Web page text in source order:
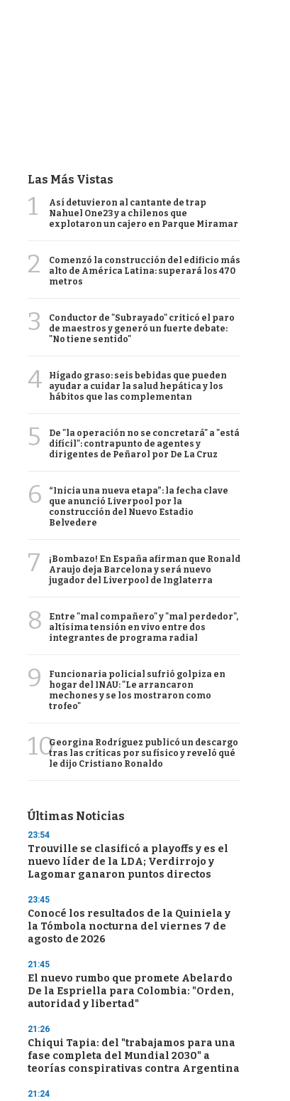
Las Más Vistas
1
Así detuvieron al cantante de trap
Nahuel One23 y a chilenos que
explotaron un cajero en Parque Miramar
2
Comenzó la construcción del edificio más
alto de América Latina: superará los 470
metros
3
Conductor de "Subrayado" criticó el paro
de maestros y generó un fuerte debate:
"No tiene sentido"
4
Hígado graso: seis bebidas que pueden
ayudar a cuidar la salud hepática y los
hábitos que las complementan
5
De "la operación no se concretará" a "está
difícil": contrapunto de agentes y
dirigentes de Peñarol por De La Cruz
6
“Inicia una nueva etapa”: la fecha clave
que anunció Liverpool por la
construcción del Nuevo Estadio
Belvedere
7
¡Bombazo! En España afirman que Ronald
Araujo deja Barcelona y será nuevo
jugador del Liverpool de Inglaterra
8
Entre "mal compañero" y "mal perdedor",
altísima tensión en vivo entre dos
integrantes de programa radial
9
Funcionaria policial sufrió golpiza en
hogar del INAU: "Le arrancaron
mechones y se los mostraron como
trofeo"
10Georgina Rodríguez publicó un descargo
tras las críticas por su físico y reveló qué
le dijo Cristiano Ronaldo
Últimas Noticias
23:54
Trouville se clasificó a playoffs y es el
nuevo líder de la LDA; Verdirrojo y
Lagomar ganaron puntos directos
23:45
Conocé los resultados de la Quiniela y
la Tómbola nocturna del viernes 7 de
agosto de 2026
21:45
El nuevo rumbo que promete Abelardo
De la Espriella para Colombia: "Orden,
autoridad y libertad"
21:26
Chiqui Tapia: del "trabajamos para una
fase completa del Mundial 2030" a
teorías conspirativas contra Argentina
21:24